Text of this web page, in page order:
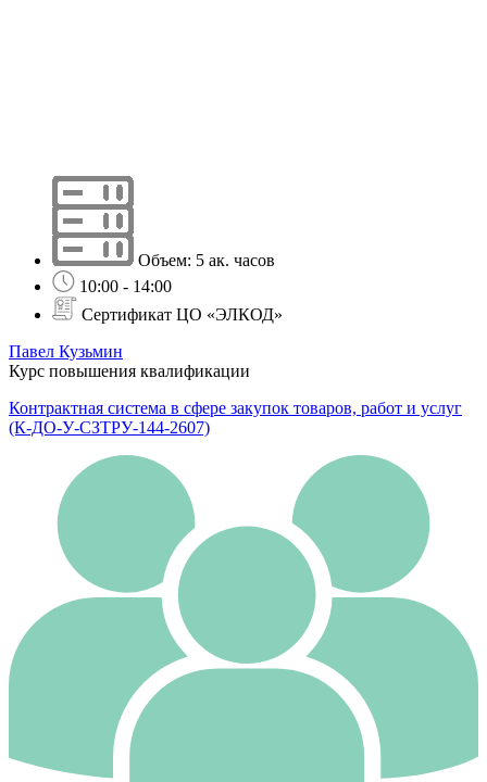
Объем: 5 ак. часов
10:00 - 14:00
Сертификат ЦО «ЭЛКОД»
Павел Кузьмин
Курс повышения квалификации
Контрактная система в сфере закупок товаров, работ и услуг
(К-ДО-У-СЗТРУ-144-2607)